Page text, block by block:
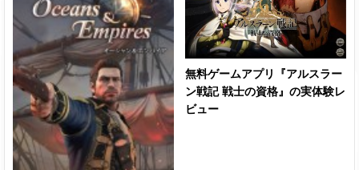
無料ゲームアプリ『アルスラー
ン戦記 戦士の資格』の実体験レ
ビュー